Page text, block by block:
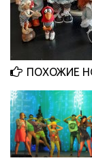
МБУ Дом
МБУ Дом
МБУК
музей»
МБУ Парк
ПОХОЖИЕ